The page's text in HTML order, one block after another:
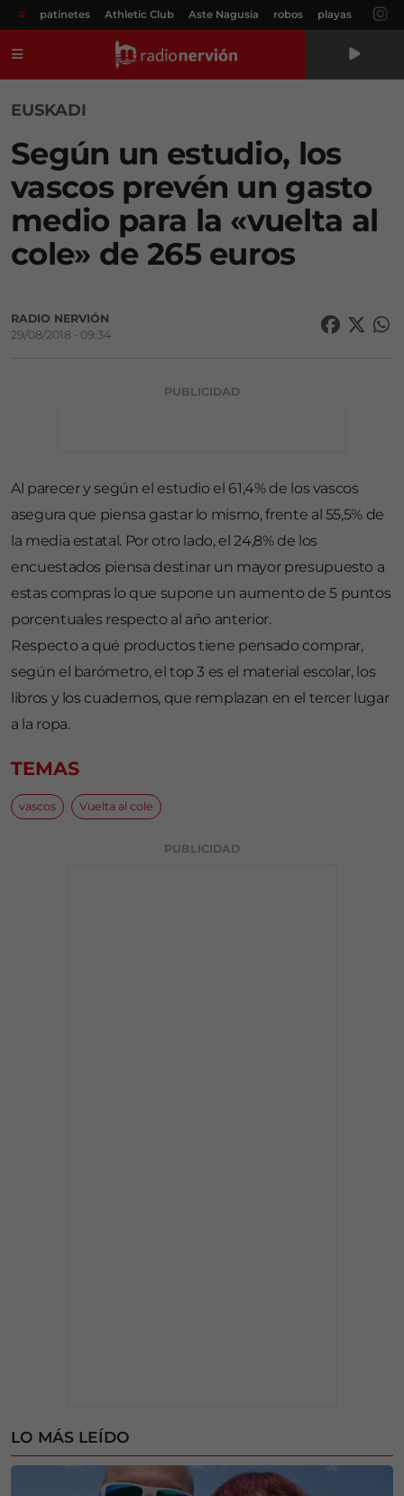
# patinetes Athletic Club Aste Nagusia robos playas
EUSKADI
Según un estudio, los
vascos prevén un gasto
medio para la «vuelta al
cole» de 265 euros
RADIO NERVIÓN
29/08/2018 • 09:34
PUBLICIDAD
Al parecer y según el estudio el 61,4% de los vascos
asegura que piensa gastar lo mismo, frente al 55,5% de
la media estatal. Por otro lado, el 24,8% de los
encuestados piensa destinar un mayor presupuesto a
estas compras lo que supone un aumento de 5 puntos
porcentuales respecto al año anterior.
Respecto a qué productos tiene pensado comprar,
según el barómetro, el top 3 es el material escolar, los
libros y los cuadernos, que remplazan en el tercer lugar
a la ropa.
TEMAS
vascos Vuelta al cole
PUBLICIDAD
LO MÁS LEÍDO